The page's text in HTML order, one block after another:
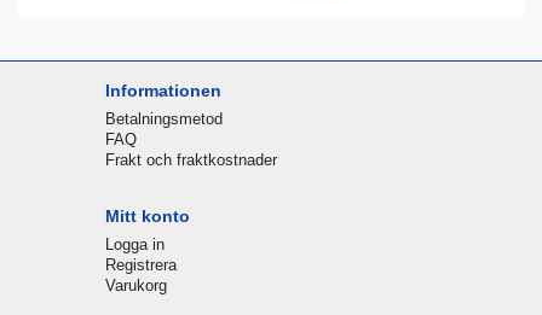
Informationen
Betalningsmetod
FAQ
Frakt och fraktkostnader
Mitt konto
Logga in
Registrera
Varukorg